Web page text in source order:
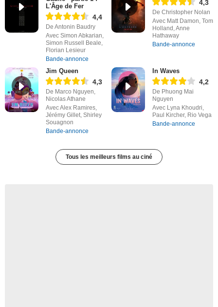
L'Âge de Fer
4,4
De Antonin Baudry
Avec Simon Abkarian,
Simon Russell Beale,
Florian Lesieur
Bande-annonce
4,3
De Christopher Nolan
Avec Matt Damon, Tom
Holland, Anne
Hathaway
Bande-annonce
Jim Queen
4,3
De Marco Nguyen,
Nicolas Athane
Avec Alex Ramires,
Jérémy Gillet, Shirley
Souagnon
Bande-annonce
In Waves
4,2
De Phuong Mai
Nguyen
Avec Lyna Khoudri,
Paul Kircher, Rio Vega
Bande-annonce
Tous les meilleurs films au ciné